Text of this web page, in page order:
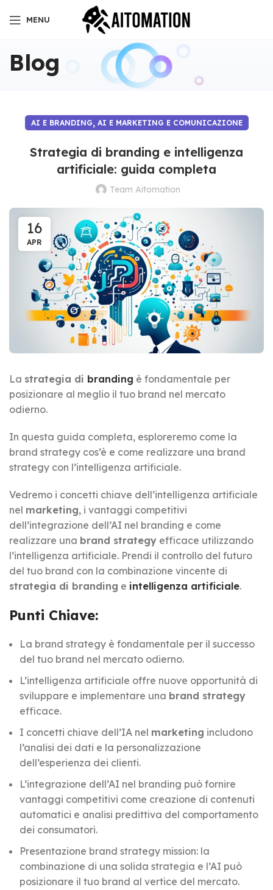
MENU
Blog
AI E BRANDING, AI E MARKETING E COMUNICAZIONE
Strategia di branding e intelligenza
artificiale: guida completa
Team Aitomation
16
APR
La strategia di branding è fondamentale per
posizionare al meglio il tuo brand nel mercato
odierno.
In questa guida completa, esploreremo come la
brand strategy cos’è e come realizzare una brand
strategy con l’intelligenza artificiale.
Vedremo i concetti chiave dell’intelligenza artificiale
nel marketing, i vantaggi competitivi
dell’integrazione dell’AI nel branding e come
realizzare una brand strategy efficace utilizzando
l’intelligenza artificiale. Prendi il controllo del futuro
del tuo brand con la combinazione vincente di
strategia di branding e intelligenza artificiale.
Punti Chiave:
La brand strategy è fondamentale per il successo
del tuo brand nel mercato odierno.
L’intelligenza artificiale offre nuove opportunità di
sviluppare e implementare una brand strategy
efficace.
I concetti chiave dell’IA nel marketing includono
l’analisi dei dati e la personalizzazione
dell’esperienza dei clienti.
L’integrazione dell’AI nel branding può fornire
vantaggi competitivi come creazione di contenuti
automatici e analisi predittiva del comportamento
dei consumatori.
Presentazione brand strategy mission: la
combinazione di una solida strategia e l’AI può
posizionare il tuo brand al vertice del mercato.